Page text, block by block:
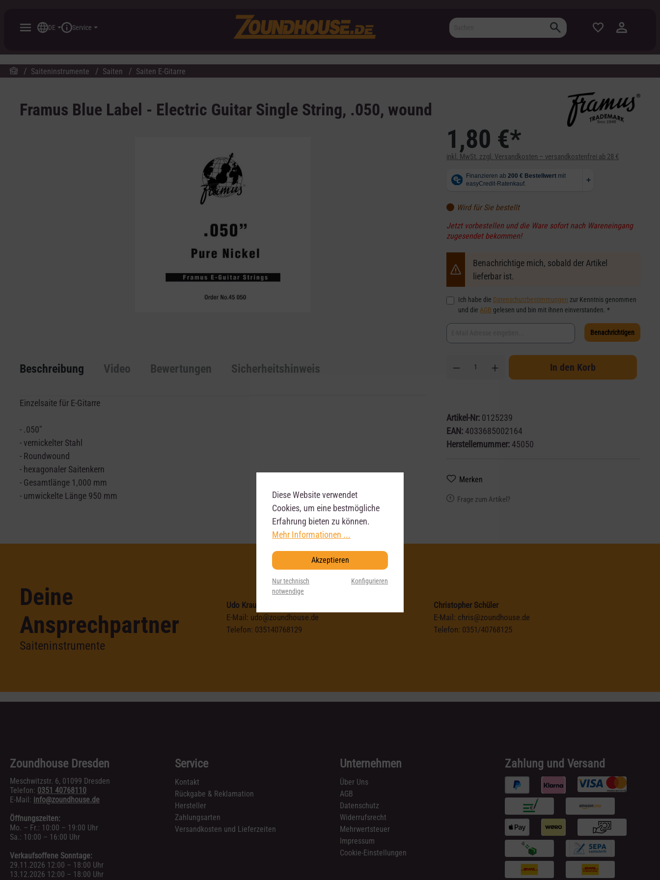
DE Service
Saiteninstrumente Saiten Saiten E-Gitarre
Framus Blue Label - Electric Guitar Single String, .050, wound
Beschreibung Video Bewertungen Sicherheitshinweis
Einzelsaite für E-Gitarre
- .050"
- vernickelter Stahl
- Roundwound
- hexagonaler Saitenkern
- Gesamtlänge 1,000 mm
- umwickelte Länge 950 mm
1,80 €*
inkl. MwSt. zzgl. Versandkosten – versandkostenfrei ab 28 €
Wird für Sie bestellt
Jetzt vorbestellen und die Ware sofort nach Wareneingang
zugesendet bekommen!
Benachrichtige mich, sobald der Artikel
lieferbar ist.
Ich habe die Datenschutzbestimmungen zur Kenntnis genommen
und die AGB gelesen und bin mit ihnen einverstanden. *
Benachrichtigen
In den Korb
Artikel-Nr: 0125239
EAN:4033685002164
Herstellernummer:45050
Merken
Frage zum Artikel?
Deine
Ansprechpartner
Saiteninstrumente
Udo Krause
E-Mail: udo@zoundhouse.de
Telefon: 035140768129
Christopher Schüler
E-Mail: chris@zoundhouse.de
Telefon: 0351/40768125
Zoundhouse Dresden
Meschwitzstr. 6, 01099 Dresden
Telefon: 0351 40768110
E-Mail: info@zoundhouse.de
Öffnungszeiten:
Mo. – Fr.: 10:00 – 19:00 Uhr
Sa.: 10:00 – 16:00 Uhr
Verkaufsoffene Sonntage:
29.11.2026 12:00 – 18:00 Uhr
13.12.2026 12:00 – 18:00 Uhr
Service
Kontakt
Rückgabe & Reklamation
Hersteller
Zahlungsarten
Versandkosten und Lieferzeiten
Unternehmen
Über Uns
AGB
Datenschutz
Widerrufsrecht
Mehrwertsteuer
Impressum
Cookie-Einstellungen
Zahlung und Versand
Diese Website verwendet
Cookies, um eine bestmögliche
Erfahrung bieten zu können.
Mehr Informationen ...
Akzeptieren
Nur technisch
notwendige
Konfigurieren